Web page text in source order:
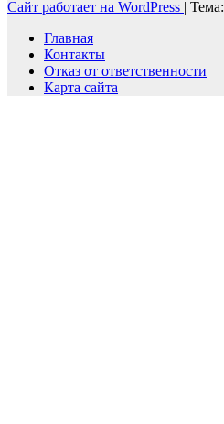
Сайт работает на WordPress | Тема:
Главная
Контакты
Отказ от ответственности
Карта сайта